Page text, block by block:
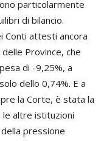
particolarmente
di bilancio.
Conti attesti ancora
Province, che
di -9,25%, a
dello 0,74%. E a
la Corte, è stata la
altre istituzioni
pressione